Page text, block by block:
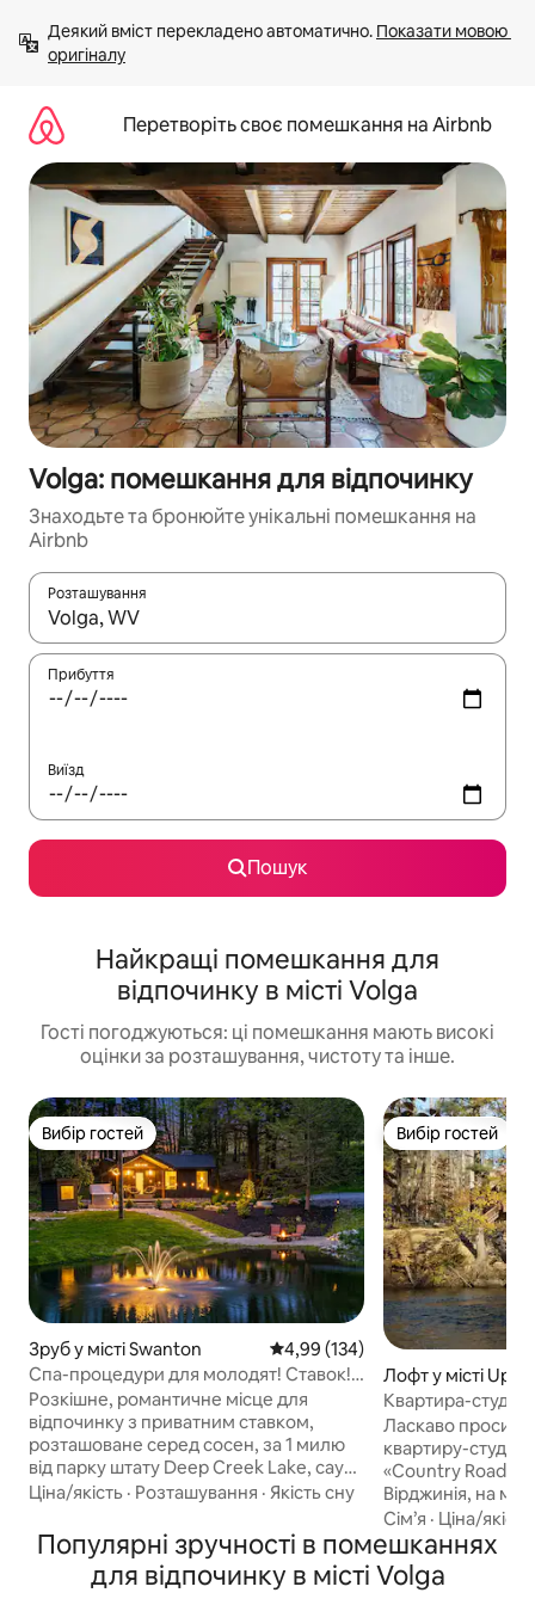
вмісту
Деякий вміст перекладено автоматично. Показати мовою
оригіналу
Перетворіть своє помешкання на Airbnb
Volga: помешкання для відпочинку
Знаходьте та бронюйте унікальні помешкання на
Airbnb
Розташування
Отримавши результати пошуку, використовуйте для
Прибуття
Виїзд
Пошук
Найкращі помешкання для
відпочинку в місті Volga
Гості погоджуються: ці помешкання мають високі
оцінки за розташування, чистоту та інше.
Вибір гостей
Вибір гостей
Зруб у місті Swanton Середня оцінка: 4,99 з 5,
4,99 (134)
Спа-процедури для молодят! Ставок!
Сауна! Джакузі!
Розкішне, романтичне місце для
відпочинку з приватним ставком,
розташоване серед сосен, за 1 милю
від парку штату Deep Creek Lake, сауна
на замовлення, джакузі, телевізор на
для багаття на пропані, ванна, халати,
розкішне ліжко розміру «king-size»,
кавоварка еспресо, апарат для
Ціна/якість · Розташування · Якість сну
Вибір гостей
Вибір гостей
Лофт у місті
y
Квартира-студія
Ласкаво
квартиру-
«Country Roads»
Вірджинія, на
Бакхеннон. Ми
милях від
Західної
університету. До
Сім’я · Ціна/якість
Популярні зручності в помешканнях
для відпочинку в місті Volga